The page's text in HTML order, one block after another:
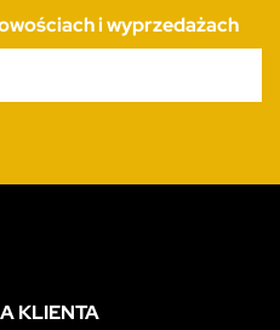
i wyprzedażach
KLIENTA